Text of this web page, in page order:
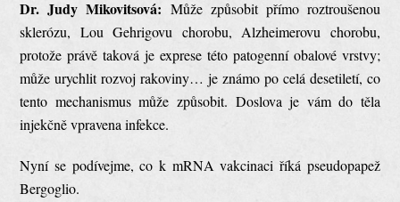
Dr. Judy Mikovitsová: Může způsobit přímo roztroušenou
sklerózu, Lou Gehrigovu chorobu, Alzheimerovu chorobu,
protože právě taková je exprese této patogenní obalové vrstvy;
může urychlit rozvoj rakoviny… je známo po celá desetiletí, co
tento mechanismus může způsobit. Doslova je vám do těla
injekčně vpravena infekce.
Nyní se podívejme, co k mRNA vakcinaci říká pseudopapež
Bergoglio.